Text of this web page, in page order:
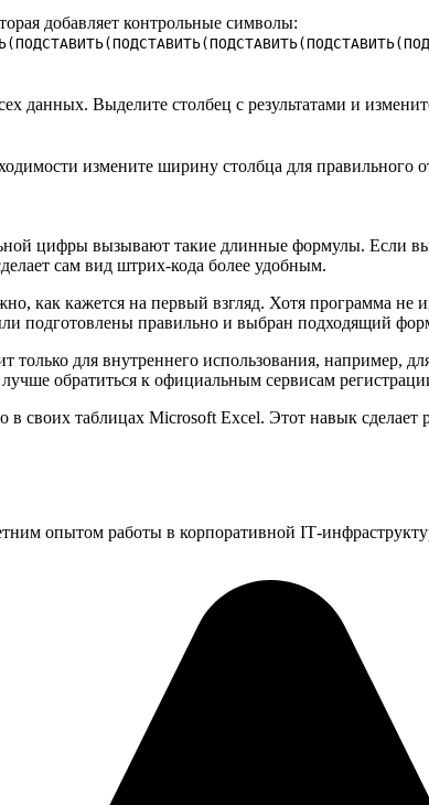
добавляет контрольные символы:
данных. Выделите столбец с результатами и
измените ширину столбца для
цифры вызывают такие длинные формулы. Если
сам вид штрих-кода более удобным.
как кажется на первый взгляд. Хотя программа
подготовлены правильно и выбран подходящий
для внутреннего использования, например,
обратиться к официальным сервисам
своих таблицах Microsoft Excel. Этот навык
опытом работы в корпоративной